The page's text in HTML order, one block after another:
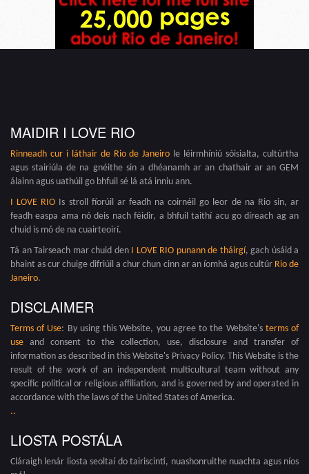
MAIDIR I LOVE RIO
Rinneadh cur i láthair de Rio de Janeiro le léirmhíniú sóisialta, cultúrtha
agus stairiúla de na gnéithe sin a dhéanamh ar an chathair ar an GEM
álainn agus uathúil go bhfuil sé lá atá inniu ann.
I LOVE RIO Is stroll fíorúil ar feadh na coirnéil go leor de na Rio sin, ar
feadh easpa ama nó deis nach féidir, a bhfuil taithí acu go díreach ag an
chuid is mó de na cuairteoirí.
Tá an Tairseach mar chuid den
I LOVE RIO punann de tháirgí, gach úsáid a
bhaint as cur chuige difriúil a chur chun cinn ar an íomhá agus cultúr Rio de
Janeiro.
DISCLAIMER
Terms of Use: By using this Website, you agree to the Website's terms of
use and consent to the collection, use, disclosure and transfer of
information as described in this Website's Privacy Policy. This Website is the
result of the work of an independent multicultural team without any
specific political or religious affiliation, and is governed by and operated in
accordance with the laws of the United States of America.
..
LIOSTA POSTÁLA
Cláraigh lenár liosta seoltaí do tairiscintí, nuashonruithe nuachta agus níos